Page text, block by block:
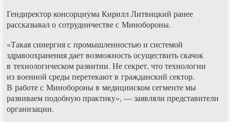
Гендиректор консорциума Кирилл Литвицкий ранее
рассказывал о сотрудничестве с Минобороны.
«Такая синергия с промышленностью и системой
здравоохранения дает возможность осуществить скачок
в технологическом развитии. Не секрет, что технологии
из военной среды перетекают в гражданский сектор.
В работе с Минобороны в медицинском сегменте мы
развиваем подобную практику», — заявляли представители
организации.